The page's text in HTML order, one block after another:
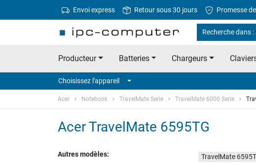
Envoi express Retour sous 30 jours Promesse
Recherche dans :
Producteur Batteries Chargeurs
Choisissez l'appareil
Acer Notebook TravelMate Serie TravelMate 6000 Serie
Acer TravelMate 6595TG
Autres modèles: TravelMate